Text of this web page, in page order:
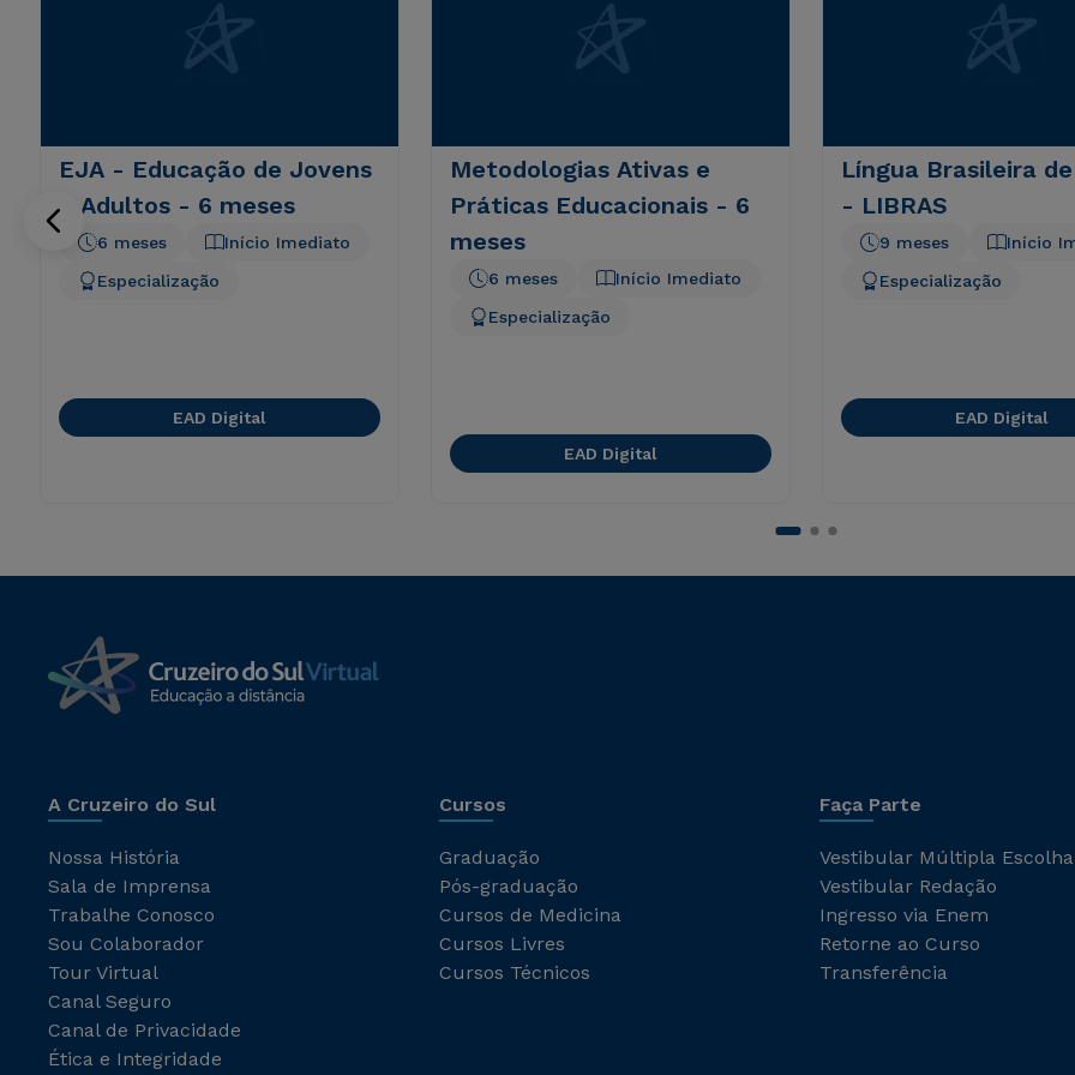
EJA - Educação de Jovens
e Adultos - 6 meses
Início Imediato
6 meses
Especialização
EAD Digital
Metodologias Ativas e
Práticas Educacionais - 6
meses
Início Imediato
6 meses
Especialização
EAD Digital
Língua Brasileira
- LIBRAS
Início
9 meses
Especialização
EAD Digital
A Cruzeiro do Sul
Nossa História
Sala de Imprensa
Trabalhe Conosco
Sou Colaborador
Tour Virtual
Canal Seguro
Canal de Privacidade
Ética e Integridade
Cursos
Graduação
Pós-graduação
Cursos de Medicina
Cursos Livres
Cursos Técnicos
Faça Parte
Vestibular Múltipla Escolha
Vestibular Redação
Ingresso via Enem
Retorne ao Curso
Transferência